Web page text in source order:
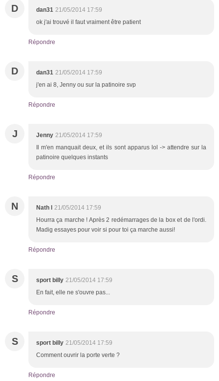
D dan31 21/05/2014 17:59
ok j'ai trouvé il faut vraiment être patient
Répondre
D dan31 21/05/2014 17:59
j'en ai 8, Jenny ou sur la patinoire svp
Répondre
J Jenny 21/05/2014 17:59
Il m'en manquait deux, et ils sont apparus lol -> attendre sur la
patinoire quelques instants
Répondre
N Nath l 21/05/2014 17:59
Hourra ça marche ! Après 2 redémarrages de la box et de l'ordi.
Madig essayes pour voir si pour toi ça marche aussi!
Répondre
S sport billy 21/05/2014 17:59
En fait, elle ne s'ouvre pas...
Répondre
S sport billy 21/05/2014 17:59
Comment ouvrir la porte verte ?
Répondre